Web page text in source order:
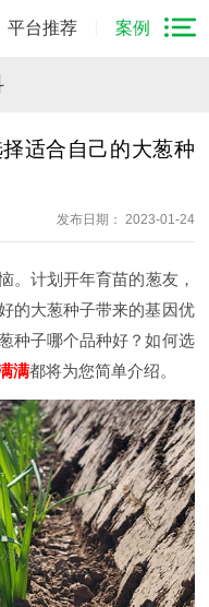
平台推荐 案例
适合自己的大葱种
发布日期： 2023-01-24
。计划开年育苗的葱友，
的大葱种子带来的基因优
种子哪个品种好？如何选
满都将为您简单介绍。